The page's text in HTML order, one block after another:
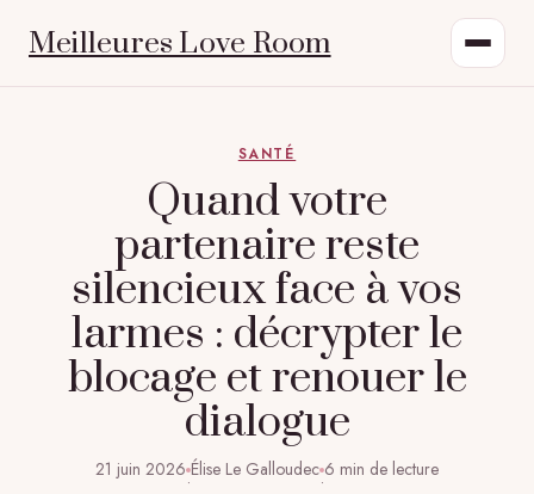
Meilleures Love Room
SANTÉ
Quand votre
partenaire reste
silencieux face à vos
larmes : décrypter le
blocage et renouer le
dialogue
21 juin 2026·Élise Le Galloudec·6 min de lecture